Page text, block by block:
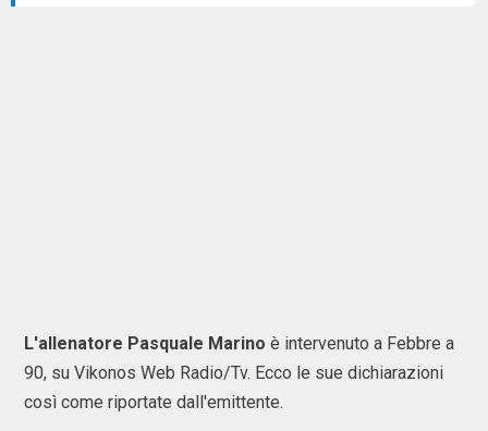
L'allenatore Pasquale Marino è intervenuto a Febbre a
90, su Vikonos Web Radio/Tv. Ecco le sue dichiarazioni
così come riportate dall'emittente.